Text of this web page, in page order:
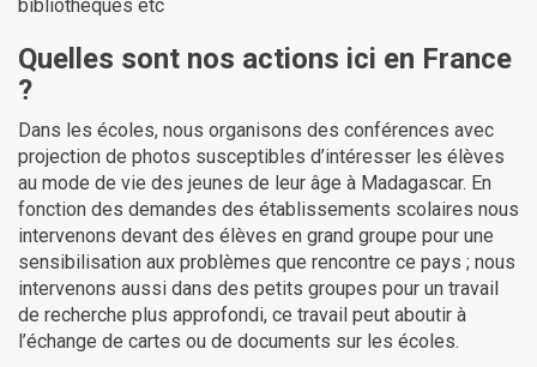
bibliothèques etc
Quelles sont nos actions ici en France
?
Dans les écoles, nous organisons des conférences avec
projection de photos susceptibles d’intéresser les élèves
au mode de vie des jeunes de leur âge à Madagascar. En
fonction des demandes des établissements scolaires nous
intervenons devant des élèves en grand groupe pour une
sensibilisation aux problèmes que rencontre ce pays ; nous
intervenons aussi dans des petits groupes pour un travail
de recherche plus approfondi, ce travail peut aboutir à
l’échange de cartes ou de documents sur les écoles.